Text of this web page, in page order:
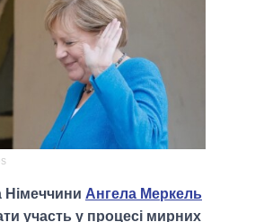
Німеччини Ангела Меркель
участь у процесі мирних